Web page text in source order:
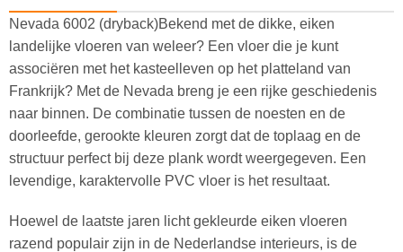
Nevada 6002 (dryback)Bekend met de dikke, eiken
landelijke vloeren van weleer? Een vloer die je kunt
associëren met het kasteelleven op het platteland van
Frankrijk? Met de Nevada breng je een rijke geschiedenis
naar binnen. De combinatie tussen de noesten en de
doorleefde, gerookte kleuren zorgt dat de toplaag en de
structuur perfect bij deze plank wordt weergegeven. Een
levendige, karaktervolle PVC vloer is het resultaat.
Hoewel de laatste jaren licht gekleurde eiken vloeren
razend populair zijn in de Nederlandse interieurs, is de